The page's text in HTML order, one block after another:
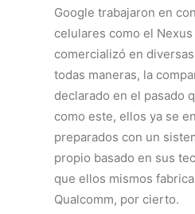
Google trabajaron en
celulares como el Nexus
comercializó en
todas maneras, la
declarado en el pasado
como este, ellos ya se
preparados con un
propio basado en sus
que ellos mismos
Qualcomm, por cierto.